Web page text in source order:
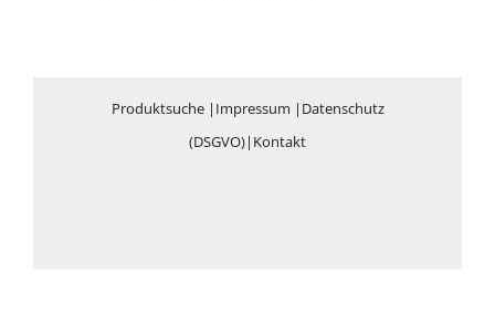
Produktsuche| Impressum | Datenschutz
(DSGVO)| Kontakt